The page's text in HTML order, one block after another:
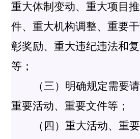
重大体制变动、重大项目
件、重大机构调整、重要
彰奖励、重大违纪违法和
等；
（三）明确规定需要
重要活动、重要文件等；
（四）重大活动、重